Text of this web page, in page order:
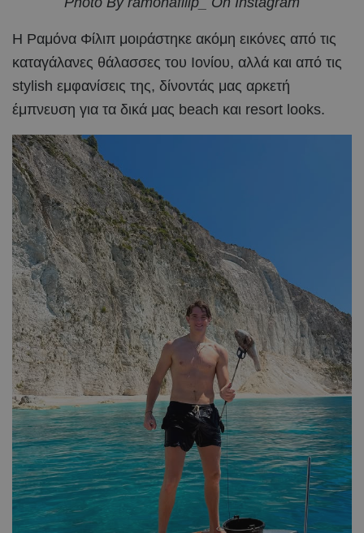
Η Ραμόνα Φίλιπ μοιράστηκε ακόμη εικόνες από τις
καταγάλανες θάλασσες του Ιονίου, αλλά και από τις
stylish εμφανίσεις της, δίνοντάς μας αρκετή
έμπνευση για τα δικά μας beach και resort looks.